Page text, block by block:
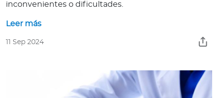
inconvenientes o dificultades.
Leer más
11 Sep 2024